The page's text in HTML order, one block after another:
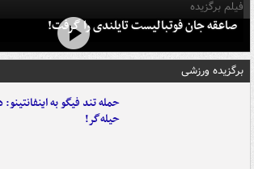
فیلم برگزیده
صاعقه جان فوتبالیست تایلندی را گرفت!
برگزیده ورزشی
حمله تند فیگو به
حیله‌گر!